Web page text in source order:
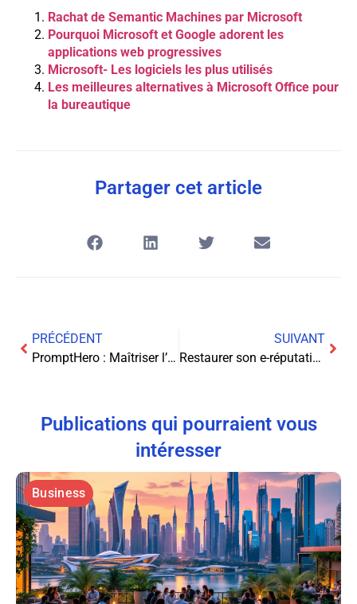
Rachat de Semantic Machines par Microsoft
Pourquoi Microsoft et Google adorent les
applications web progressives
Microsoft- Les logiciels les plus utilisés
Les meilleures alternatives à Microsoft Office pour
la bureautique
Partager cet article
PRÉCÉDENT
PromptHero : Maîtriser l’art des prompts en IA
SUIVANT
Restaurer son e-réputation : les secrets des agences spécialisées
Publications qui pourraient vous
intéresser
Business